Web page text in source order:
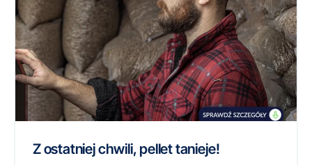
Z ostatniej chwili, pellet tanieje!